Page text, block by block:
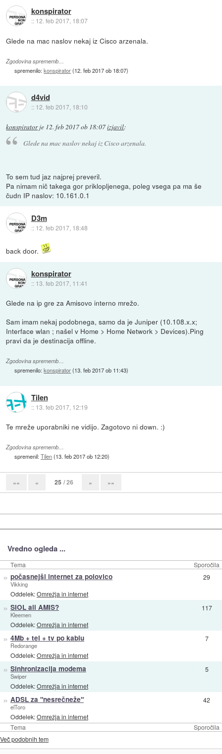
konspirator
:: 12. feb 2017, 18:07
Glede na mac naslov nekaj iz Cisco arzenala.
Zgodovina sprememb…
spremenilo:konspirator(12. feb 2017 ob 18:07)
d4vid
:: 12. feb 2017, 18:10
konspiratorje 12. feb 2017 ob 18:07izjavil:
Glede na mac naslov nekaj iz Cisco arzenala.
To sem tud jaz najprej preveril.
Pa nimam nič takega gor priklopljenega, poleg vsega pa ma še
čudn IP naslov: 10.161.0.1
D3m
:: 12. feb 2017, 18:48
back door.
konspirator
:: 13. feb 2017, 11:41
Glede na ip gre za Amisovo interno mrežo.
Sam imam nekaj podobnega, samo da je Juniper (10.108.x.x;
Interface wlan ; našel v Home > Home Network > Devices).Ping
pravi da je destinacija offline.
Zgodovina sprememb…
spremenilo:konspirator(13. feb 2017 ob 11:43)
Tilen
:: 13. feb 2017, 12:19
Te mreže uporabniki ne vidijo. Zagotovo ni down. :)
Zgodovina sprememb…
spremenil:Tilen(13. feb 2017 ob 12:20)
«« « 25 / 26 » »»
Vredno ogleda ...
Tema Sporočila
Tema Sporočila
» počasnejši internet za polovico
Vikking
Oddelek:Omrežja in internet
29
» SIOL ali AMIS?
Kleemen
Oddelek:Omrežja in internet
117
» 4Mb + tel + tv po kablu
Redorange
Oddelek:Omrežja in internet
7
» Sinhronizacija modema
Swiper
Oddelek:Omrežja in internet
5
» ADSL za "nesrečneže"
elToro
Oddelek:Omrežja in internet
42
Več podobnih tem